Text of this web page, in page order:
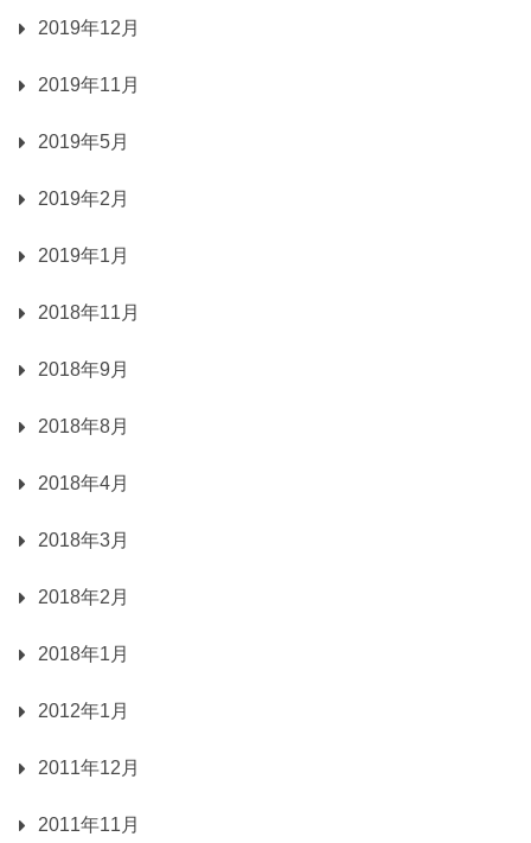
2019年12月
2019年11月
2019年5月
2019年2月
2019年1月
2018年11月
2018年9月
2018年8月
2018年4月
2018年3月
2018年2月
2018年1月
2012年1月
2011年12月
2011年11月